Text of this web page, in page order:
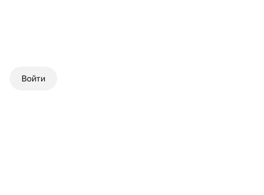
Войти